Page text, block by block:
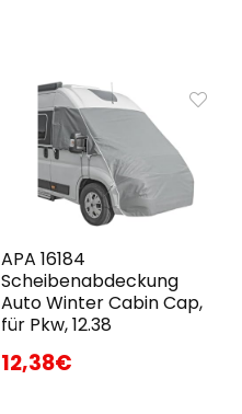
APA 16184
Scheibenabdeckung
Auto Winter Cabin Cap,
für Pkw, 12.38
12,38€